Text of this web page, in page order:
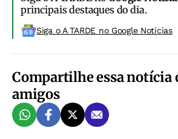
principais destaques do dia.
Siga o A TARDE no Google Noticias
Compartilhe essa notícia
amigos